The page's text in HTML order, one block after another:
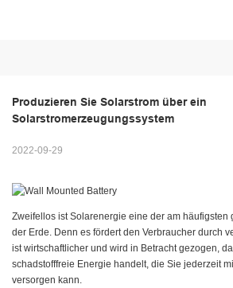
Produzieren Sie Solarstrom über ein
Solarstromerzeugungssystem
2022-09-29
Zweifellos ist Solarenergie eine der am häufigsten
der Erde. Denn es fördert den Verbraucher durch
ist wirtschaftlicher und wird in Betracht gezogen,
schadstofffreie Energie handelt, die Sie jederzeit
versorgen kann.